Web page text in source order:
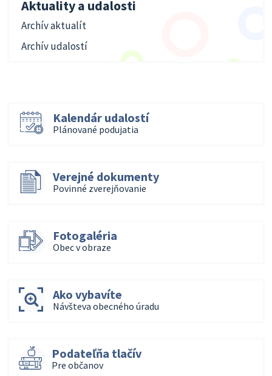
Aktuality a udalosti
Archív aktualít
Archív udalostí
Kalendár udalostí
Plánované podujatia
Verejné dokumenty
Povinné zverejňovanie
Fotogaléria
Obec v obraze
Ako vybavíte
Návšteva obecného úradu
Podateľňa tlačív
Pre občanov